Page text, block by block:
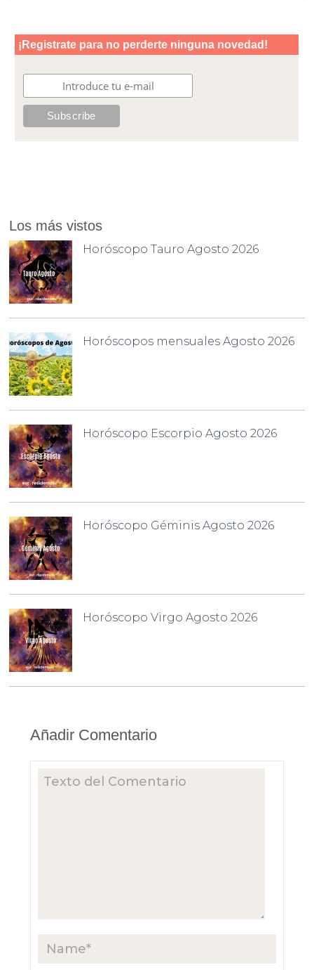
Los más vistos
Horóscopo Tauro Agosto 2026
Horóscopos mensuales Agosto 2026
Horóscopo Escorpio Agosto 2026
Horóscopo Géminis Agosto 2026
Horóscopo Virgo Agosto 2026
Añadir Comentario